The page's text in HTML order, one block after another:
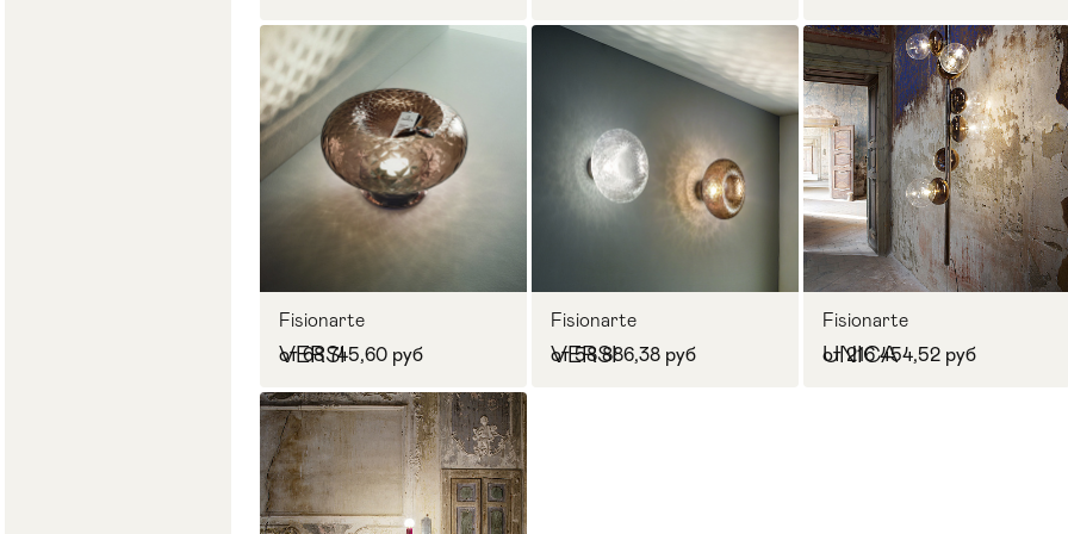
Fisionarte
VERSI
от 68 745,60 руб
Fisionarte
VERSI
от 58 886,38 руб
Fisionarte
UNICA
от 216 454,52 руб